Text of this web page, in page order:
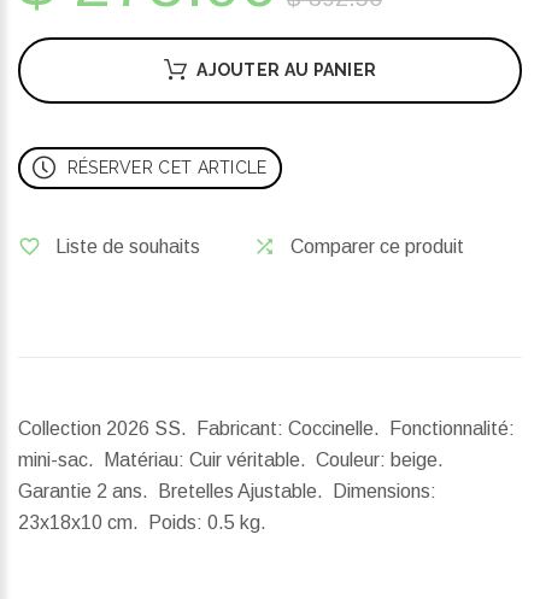
AJOUTER AU PANIER
RÉSERVER CET ARTICLE
Liste de souhaits Comparer ce produit
Collection 2026 SS. Fabricant: Coccinelle. Fonctionnalité:
mini-sac. Matériau: Cuir véritable. Couleur: beige.
Garantie 2 ans. Bretelles Ajustable.
Dimensions:
23x18x10 cm.
Poids: 0.5 kg.